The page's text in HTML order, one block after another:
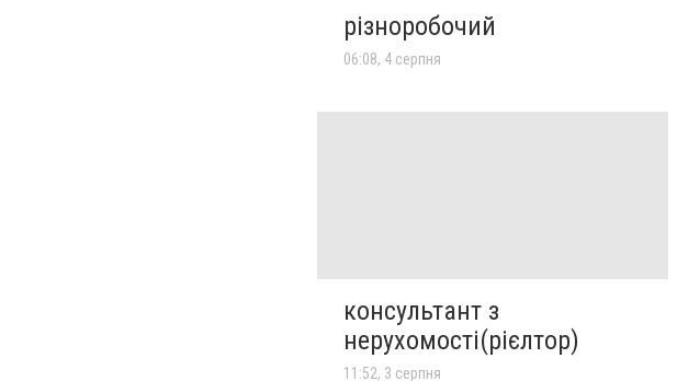
різноробочий
06:08, 4 серпня
консультант з
нерухомості(рієлтор)
11:52, 3 серпня